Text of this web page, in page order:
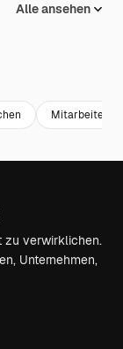
Alle ansehen
Mitarbeiter
zu verwirklichen.
Unternehmen,